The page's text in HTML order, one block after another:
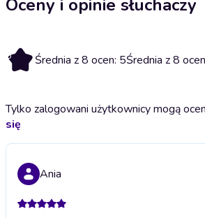
Oceny i opinie słuchaczy
5 Średnia z 8 ocen: 5Średnia z 8 ocen
Tylko zalogowani użytkownicy mogą
się
Ania